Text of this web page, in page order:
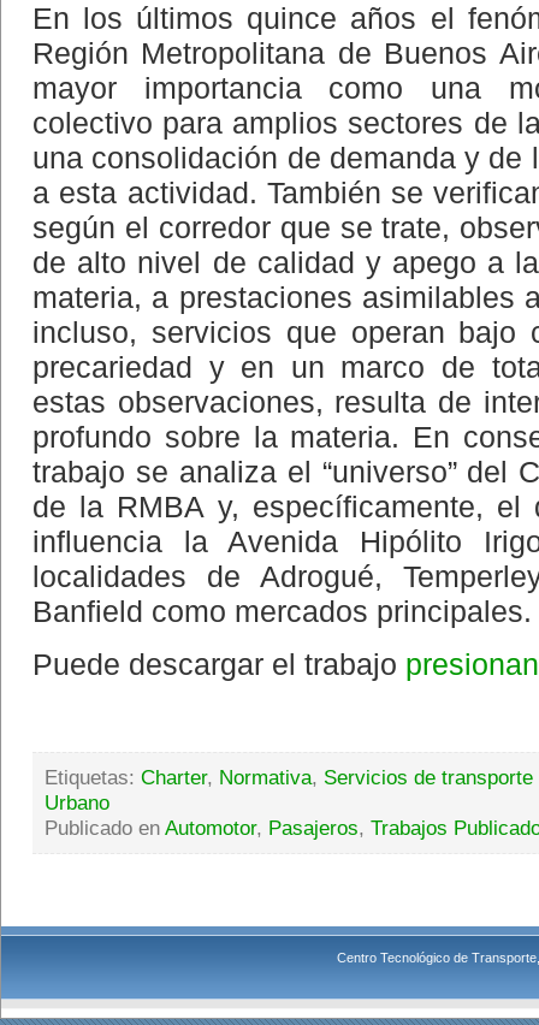
En los últimos quince años el
Región Metropolitana de Buenos
mayor importancia como una
colectivo para amplios sectores de
una consolidación de demanda y de
a esta actividad. También se
según el corredor que se trate,
de alto nivel de calidad y apego a
materia, a prestaciones asimilables
incluso, servicios que operan bajo
precariedad y en un marco de
estas observaciones, resulta de
profundo sobre la materia. En
trabajo se analiza el “universo” del
de la RMBA y, específicamente,
influencia la Avenida Hipólito
localidades de Adrogué,
Banfield como mercados principales.
Puede descargar el trabajo
Etiquetas: Charter, Normativa, Servicios de transporte
Urbano
Publicado en Automotor, Pasajeros, Trabajos
Centro Tecnológico de